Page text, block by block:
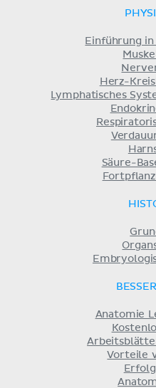
Einführung
Herz-
Lymphatisches
Säure-
Anatomie
Vorteile